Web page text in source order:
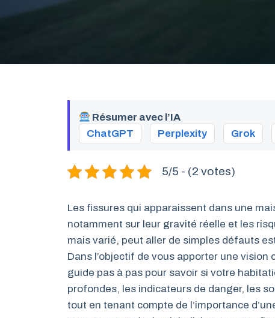
Résumer avec l’IA
ChatGPT
Perplexity Grok
5/5 - (2 votes)
Les fissures qui apparaissent dans une
notamment sur leur gravité réelle et les
mais varié, peut aller de simples défauts
Dans l’objectif de vous apporter une
guide pas à pas pour savoir si votre
profondes, les indicateurs de danger, les
tout en tenant compte de l’importance